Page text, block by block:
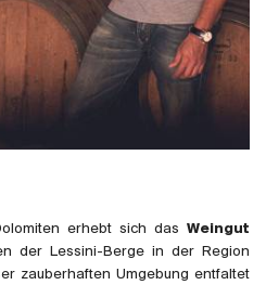
erhebt sich das Weingut
der Lessini-Berge in der Region
zauberhaften Umgebung entfaltet